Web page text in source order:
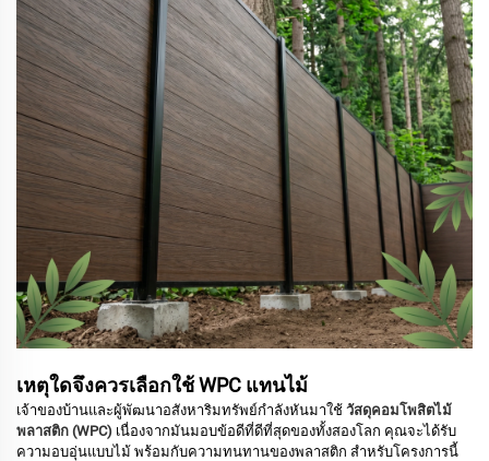
เหตุใดจึงควรเลือกใช้ WPC แทนไม้
เจ้าของบ้านและผู้พัฒนาอสังหาริมทรัพย์กำลังหันมาใช้ วัสดุคอมโพสิตไม้
พลาสติก (WPC) เนื่องจากมันมอบข้อดีที่ดีที่สุดของทั้งสองโลก คุณจะได้รับ
ความอบอุ่นแบบไม้ พร้อมกับความทนทานของพลาสติก สำหรับโครงการนี้